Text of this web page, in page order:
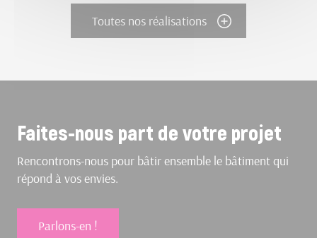
Toutes nos réalisations
Faites-nous part de votre projet
Rencontrons-nous pour bâtir ensemble le bâtiment qui
répond à vos envies.
Parlons-en !